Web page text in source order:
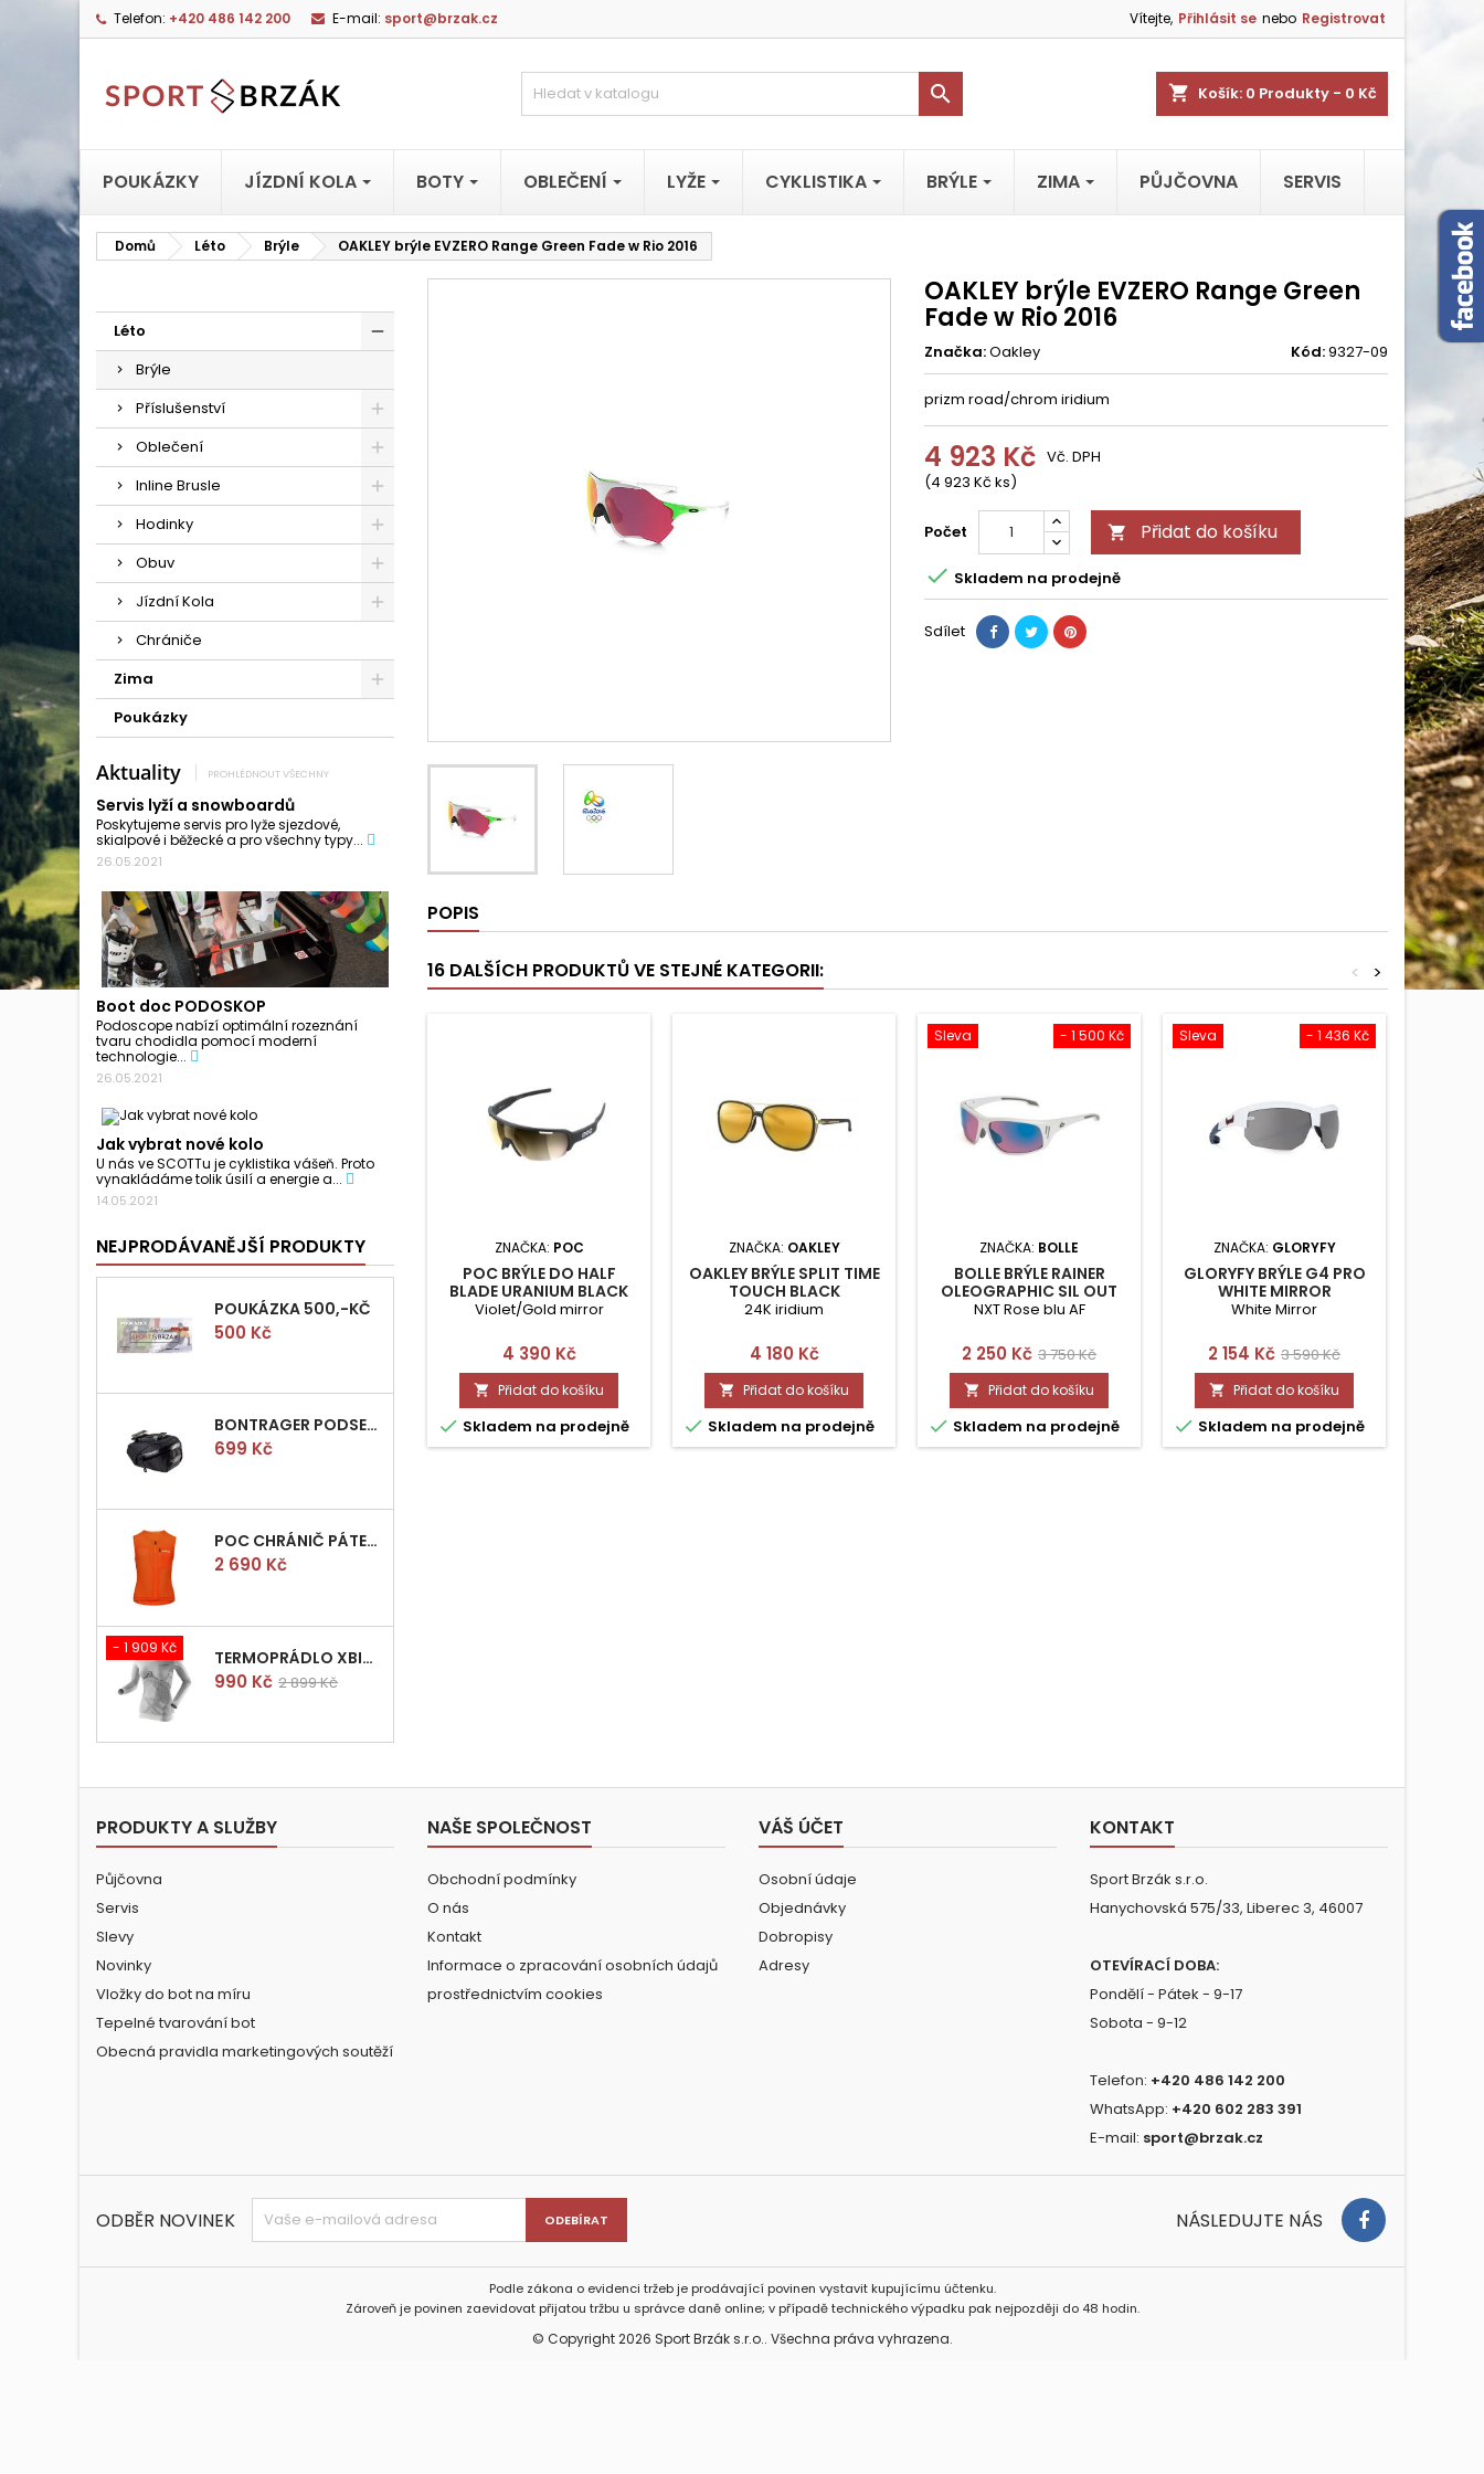
Telefon: +420 486 142 200 E-mail: sport@brzak.cz Vítejte, Přihlásit se nebo Registrovat
shopping_cart Košík: 0 Produkty - 0 Kč

POUKÁZKY JÍZDNÍ KOLA BOTY OBLEČENÍ LYŽE CYKLISTIKA BRÝLE ZIMA PŮJČOVNA SERVIS
Domů Léto Brýle OAKLEY brýle EVZERO Range Green Fade w Rio 2016
Léto
Brýle
Příslušenství
Oblečení
Inline Brusle
Hodinky
Obuv
Jízdní Kola
Chrániče
Zima
Poukázky
Aktuality PROHLÉDNOUT VŠECHNY
Servis lyží a snowboardů
Poskytujeme servis pro lyže sjezdové,
skialpové i běžecké a pro všechny typy...
26.05.2021
Boot doc PODOSKOP
Podoscope nabízí optimální rozeznání
tvaru chodidla pomocí moderní
technologie...
26.05.2021
Jak vybrat nové kolo
U nás ve SCOTTu je cyklistika vášeň. Proto
vynakládáme tolik úsilí a energie a...
14.05.2021
NEJPRODÁVANĚJŠÍ PRODUKTY
POUKÁZKA 500,-KČ
Cena
500 Kč
BONTRAGER PODSEDLOVÁ BRAŠNIČKA PRO QUICK S
Cena
699 Kč
POC CHRÁNIČ PÁTEŘE POCITO VPD AIR VEST VEL.M
Cena
2 690 Kč
- 1 909 Kč TERMOPRÁDLO XBIONIC RADIACTOR WOMAN SHIRT LONGS L/XL
Cena
990 Kč Běžná
2 899 Kč
OAKLEY brýle EVZERO Range Green
Fade w Rio 2016
Značka:Oakley Kód:9327-09
prizm road/chrom iridium
4 923 Kč
(4 923 Kč ks)
Vč. DPH
Počet  Přidat do košíku
 Skladem na prodejně
Sdílet
POPIS
16 DALŠÍCH PRODUKTŮ VE STEJNÉ KATEGORII: >
<
ZNAČKA: POC
POC BRÝLE DO HALF
BLADE URANIUM BLACK
Violet/Gold mirror
Cena
4 390 Kč
 Přidat do košíku
 Skladem na prodejně
ZNAČKA: OAKLEY
OAKLEY BRÝLE SPLIT TIME
TOUCH BLACK
24K iridium
Cena
4 180 Kč
 Přidat do košíku
 Skladem na prodejně
- 1 500 Kč
Sleva
ZNAČKA: BOLLE
BOLLE BRÝLE RAINER
OLEOGRAPHIC SIL OUT
SHINY BLK INSIDE
NXT Rose blu AF
Cena
2 250 Kč Běžná
cena
3 750 Kč
 Přidat do košíku
 Skladem na prodejně
- 1 436 Kč
Sleva
ZNAČKA: GLORYFY
GLORYFY BRÝLE G4 PRO
WHITE MIRROR
White Mirror
Cena
2 154 Kč Běžná
cena
3 590 Kč
 Přidat do košíku
 Skladem na prodejně
PRODUKTY A SLUŽBY
Půjčovna
Servis
Slevy
Novinky
Vložky do bot na míru
Tepelné tvarování bot
Obecná pravidla marketingových soutěží
NAŠE SPOLEČNOST
Obchodní podmínky
O nás
Kontakt
Informace o zpracování osobních údajů
prostřednictvím cookies
VÁŠ ÚČET
Osobní údaje
Objednávky
Dobropisy
Adresy
KONTAKT
Sport Brzák s.r.o.
Hanychovská 575/33, Liberec 3, 46007
OTEVÍRACÍ DOBA:
Pondělí - Pátek - 9-17
Sobota - 9-12
Telefon: +420 486 142 200
WhatsApp: +420 602 283 391
E-mail: sport@brzak.cz
ODBĚR NOVINEK NÁSLEDUJTE NÁS
Podle zákona o evidenci tržeb je prodávající povinen vystavit kupujícímu účtenku.
Zároveň je povinen zaevidovat přijatou tržbu u správce daně online; v případě technického výpadku pak nejpozději do 48 hodin.
© Copyright 2026 Sport Brzák s.r.o.. Všechna práva vyhrazena.